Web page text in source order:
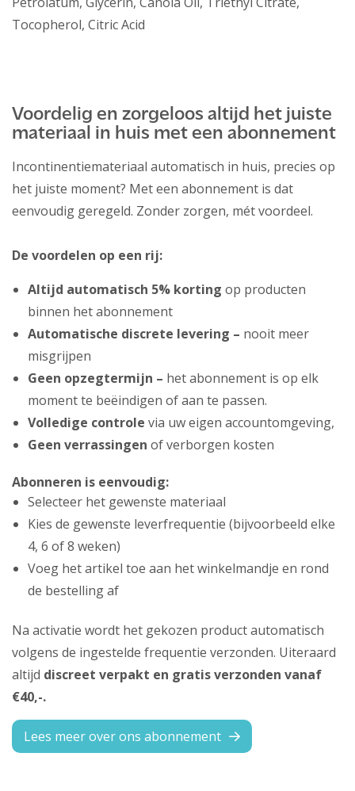
Tocopherol, Citric Acid
Voordelig en zorgeloos altijd het juiste
materiaal in huis met een abonnement
Incontinentiemateriaal automatisch in huis, precies op
het juiste moment? Met een abonnement is dat
eenvoudig geregeld. Zonder zorgen, mét voordeel.
De voordelen op een rij:
Altijd automatisch 5% korting op producten
binnen het abonnement
Automatische discrete levering – nooit meer
misgrijpen
Geen opzegtermijn – het abonnement is op elk
moment te beëindigen of aan te passen.
Volledige controle via uw eigen accountomgeving,
Geen verrassingen of verborgen kosten
Abonneren is eenvoudig:
Selecteer het gewenste materiaal
Kies de gewenste leverfrequentie (bijvoorbeeld elke
4, 6 of 8 weken)
Voeg het artikel toe aan het winkelmandje en rond
de bestelling af
Na activatie wordt het gekozen product automatisch
volgens de ingestelde frequentie verzonden. Uiteraard
altijd discreet verpakt en gratis verzonden vanaf
€40,-.
Lees meer over ons abonnement